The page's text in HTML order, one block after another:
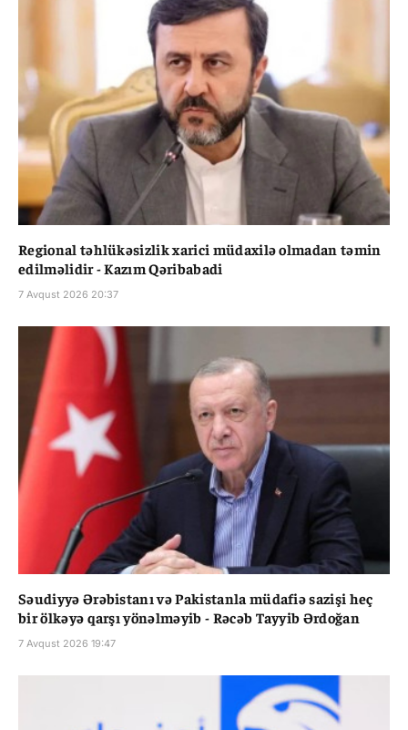
Regional təhlükəsizlik xarici müdaxilə olmadan təmin
edilməlidir - Kazım Qəribabadi
7 Avqust 2026 20:37
Səudiyyə Ərəbistanı və Pakistanla müdafiə sazişi heç
bir ölkəyə qarşı yönəlməyib - Rəcəb Tayyib Ərdoğan
7 Avqust 2026 19:47